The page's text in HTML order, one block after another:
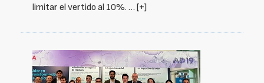
limitar el vertido al 10%. … [+]